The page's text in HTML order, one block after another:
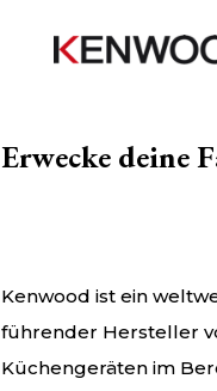
Erwecke deine
Kenwood ist ein
führender Hersteller
Küchengeräten im